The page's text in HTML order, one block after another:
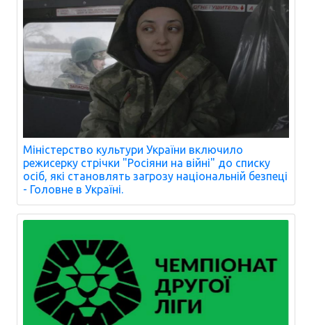
Міністерство культури України включило
режисерку стрічки "Росіяни на війні" до списку
осіб, які становлять загрозу національній безпеці
- Головне в Україні.